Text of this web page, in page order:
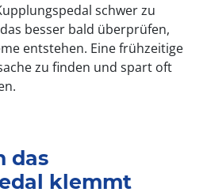
schwer zu
besser bald überprüfen,
entstehen. Eine frühzeitige
zu finden und spart oft
das
klemmt